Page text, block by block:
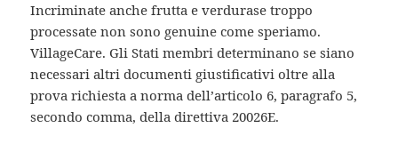
Incriminate anche frutta e verdurase troppo
processate non sono genuine come speriamo.
VillageCare. Gli Stati membri determinano se siano
necessari altri documenti giustificativi oltre alla
prova richiesta a norma dell’articolo 6, paragrafo 5,
secondo comma, della direttiva 20026E.